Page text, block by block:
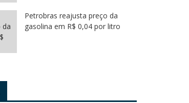
Petrobras reajusta preço da
gasolina em R$ 0,04 por litro